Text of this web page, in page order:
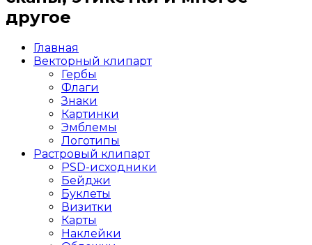
другое
Главная
Векторный клипарт
Гербы
Флаги
Знаки
Картинки
Эмблемы
Логотипы
Растровый клипарт
PSD-исходники
Бейджи
Буклеты
Визитки
Карты
Наклейки